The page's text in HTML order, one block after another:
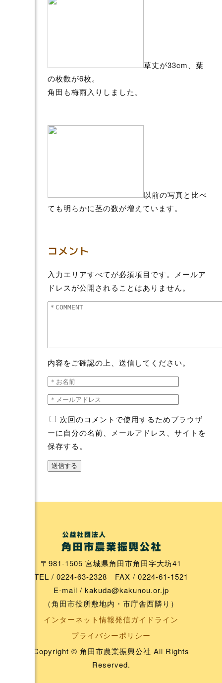
草丈が33cm、葉
の枚数が6枚。
角田も梅雨入りしました。
以前の写真と比べ
ても明らかに茎の数が増えています。
コメント
入力エリアすべてが必須項目です。メールア
ドレスが公開されることはありません。
内容をご確認の上、送信してください。
次回のコメントで使用するためブラウザ
ーに自分の名前、メールアドレス、サイトを
保存する。
〒981-1505 宮城県角田市角田字大坊41
TEL / 0224-63-2328 FAX / 0224-61-1521
E-mail / kakuda@kakunou.or.jp
（角田市役所敷地内・市庁舎西隣り）
インターネット情報発信ガイドライン
プライバシーポリシー
Copyright © 角田市農業振興公社 All Rights
Reserved.